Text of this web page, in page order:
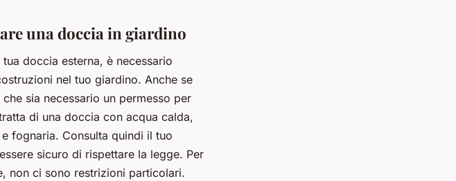
una doccia in giardino
doccia esterna, è necessario
nel tuo giardino. Anche se
sia necessario un permesso per
di una doccia con acqua calda,
fognaria. Consulta quindi il tuo
sicuro di rispettare la legge. Per
non ci sono restrizioni particolari.